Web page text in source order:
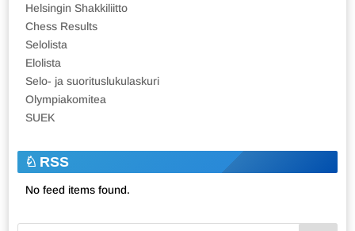
Helsingin Shakkiliitto
Chess Results
Selolista
Elolista
Selo- ja suorituslukulaskuri
Olympiakomitea
SUEK
RSS
No feed items found.